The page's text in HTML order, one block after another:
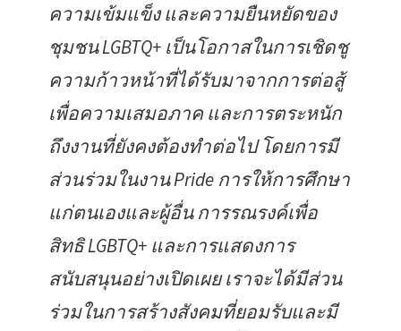
ความเข้มแข็ง และความยืนหยัดของ
ชุมชน LGBTQ+ เป็นโอกาสในการเชิดชู
ความก้าวหน้าที่ได้รับมาจากการต่อสู้
เพื่อความเสมอภาค และการตระหนัก
ถึงงานที่ยังคงต้องทำต่อไป โดยการมี
ส่วนร่วมในงาน Pride การให้การศึกษา
แก่ตนเองและผู้อื่น การรณรงค์เพื่อ
สิทธิ LGBTQ+ และการแสดงการ
สนับสนุนอย่างเปิดเผย เราจะได้มีส่วน
ร่วมในการสร้างสังคมที่ยอมรับและมี